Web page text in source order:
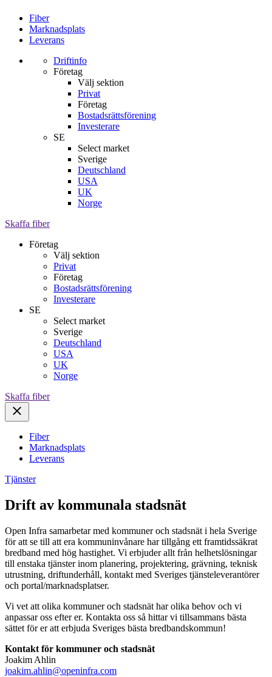
Fiber
Marknadsplats
Leverans
Driftinfo
Företag
Välj sektion
Privat
Företag
Bostadsrättsförening
Investerare
SE
Select market
Sverige
Deutschland
USA
UK
Norge
Skaffa fiber
Företag
Välj sektion
Privat
Företag
Bostadsrättsförening
Investerare
SE
Select market
Sverige
Deutschland
USA
UK
Norge
Skaffa fiber
Fiber
Marknadsplats
Leverans
Tjänster
Drift av kommunala stadsnät
Open Infra samarbetar med kommuner och stadsnät i hela Sverige
för att se till att era kommuninvånare har tillgång ett framtidssäkrat
bredband med hög hastighet. Vi erbjuder allt från helhetslösningar
till enstaka tjänster inom planering, projektering, grävning, teknisk
utrustning, driftunderhåll, kontakt med Sveriges tjänsteleverantörer
och portal/marknadsplatser.
Vi vet att olika kommuner och stadsnät har olika behov och vi
anpassar oss efter er. Kontakta oss så hittar vi tillsammans bästa
sättet för er att erbjuda Sveriges bästa bredbandskommun!
Kontakt för kommuner och stadsnät
Joakim Ahlin
joakim.ahlin@openinfra.com